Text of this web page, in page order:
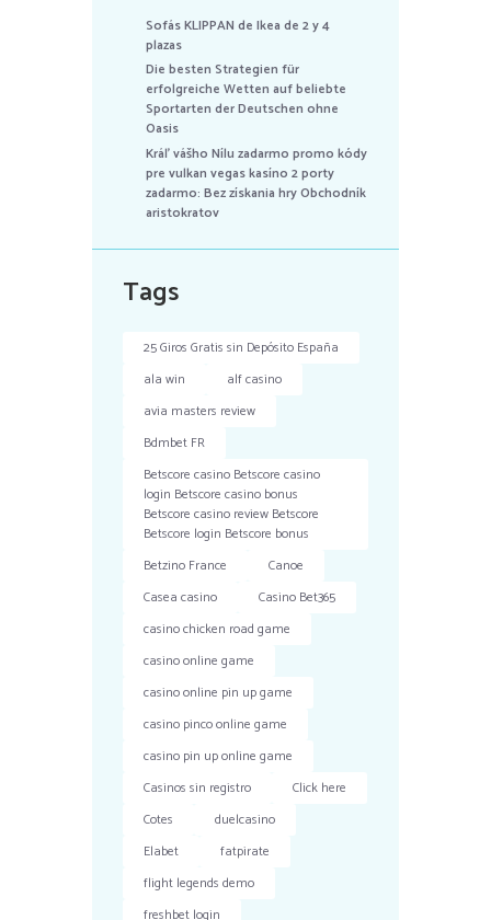
Sofás KLIPPAN de Ikea de 2 y 4
plazas
Die besten Strategien für
erfolgreiche Wetten auf beliebte
Sportarten der Deutschen ohne
Oasis
Kráľ vášho Nílu zadarmo promo kódy
pre vulkan vegas kasíno 2 porty
zadarmo: Bez získania hry Obchodník
aristokratov
Tags
25 Giros Gratis sin Depósito España
ala win
alf casino
avia masters review
Bdmbet FR
Betscore casino Betscore casino
login Betscore casino bonus
Betscore casino review Betscore
Betscore login Betscore bonus
Betzino France
Canoe
Casea casino
Casino Bet365
casino chicken road game
casino online game
casino online pin up game
casino pinco online game
casino pin up online game
Casinos sin registro
Click here
Cotes
duelcasino
Elabet
fatpirate
flight legends demo
freshbet login